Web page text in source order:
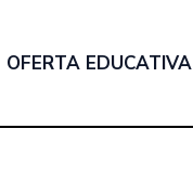
OFERTA EDUCATIVA